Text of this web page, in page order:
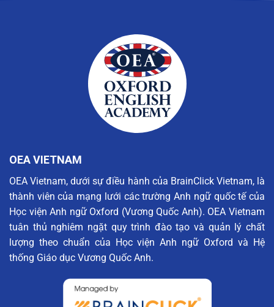
OEA VIETNAM
OEA Vietnam, dưới sự điều hành của BrainClick Vietnam, là
thành viên của mạng lưới các trường Anh ngữ quốc tế của
Học viện Anh ngữ Oxford (Vương Quốc Anh). OEA Vietnam
tuân thủ nghiêm ngặt quy trình đào tạo và quản lý chất
lượng theo chuẩn của Học viện Anh ngữ Oxford và Hệ
thống Giáo dục Vương Quốc Anh.